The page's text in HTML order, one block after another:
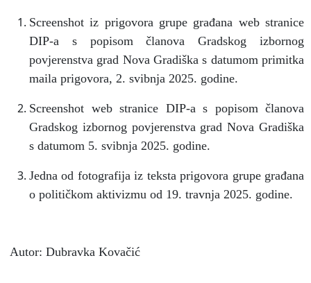
Screenshot iz prigovora grupe građana web stranice
DIP-a s popisom članova Gradskog izbornog
povjerenstva grad Nova Gradiška s datumom primitka
maila prigovora, 2. svibnja 2025. godine.
Screenshot web stranice DIP-a s popisom članova
Gradskog izbornog povjerenstva grad Nova Gradiška
s datumom 5. svibnja 2025. godine.
Jedna od fotografija iz teksta prigovora grupe građana
o političkom aktivizmu od 19. travnja 2025. godine.
Autor: Dubravka Kovačić